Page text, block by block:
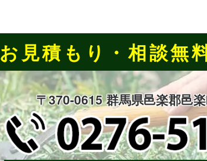
お見積もり・相談無
〒370-0615 群馬県邑楽郡邑